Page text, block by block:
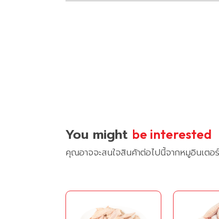
You might be interested
คุณอาจจะสนใจสินค้าต่อไปนี้จากหมูอินเตอ